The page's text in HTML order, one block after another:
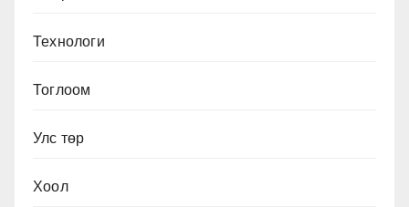
Технологи
Тоглоом
Улс төр
Хоол